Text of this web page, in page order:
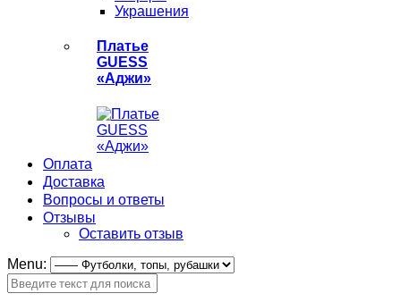
Украшения
Платье
GUESS
«Аджи»
Оплата
Доставка
Вопросы и ответы
Отзывы
Оставить отзыв
Menu: